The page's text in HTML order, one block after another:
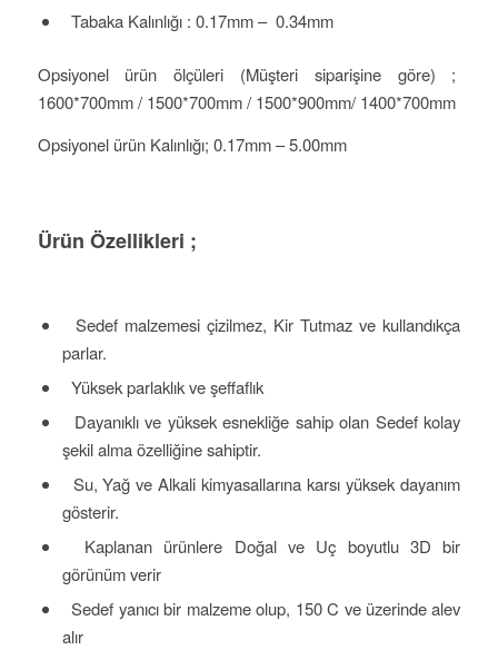
Tabaka Kalınlığı : 0.17mm – 0.34mm
Opsiyonel ürün ölçüleri (Müşteri siparişine göre) ;
1600*700mm / 1500*700mm / 1500*900mm/ 1400*700mm
Opsiyonel ürün Kalınlığı; 0.17mm – 5.00mm
Ürün Özellikleri ;
Sedef malzemesi çizilmez, Kir Tutmaz ve kullandıkça
parlar.
Yüksek parlaklık ve şeffaflık
Dayanıklı ve yüksek esnekliğe sahip olan Sedef kolay
şekil alma özelliğine sahiptir.
Su, Yağ ve Alkali kimyasallarına karsı yüksek dayanım
gösterir.
Kaplanan ürünlere Doğal ve Uç boyutlu 3D bir
görünüm verir
Sedef yanıcı bir malzeme olup, 150 C ve üzerinde alev
alır